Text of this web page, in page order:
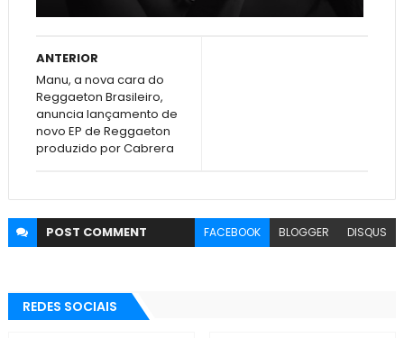
ANTERIOR
Manu, a nova cara do
Reggaeton Brasileiro,
anuncia lançamento de
novo EP de Reggaeton
produzido por Cabrera
POST COMMENT FACEBOOK BLOGGER DISQUS
REDES SOCIAIS